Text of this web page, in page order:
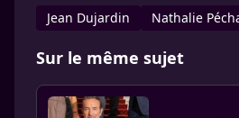
Jean Dujardin
Nathalie
Sur le même sujet